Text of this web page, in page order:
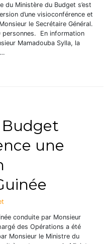
du Ministère du Budget s’est
d’une visioconférence et
le Secrétaire Général.
personnes. En information
Mamadouba Sylla, la
Budget
une
conduite par Monsieur
des Opérations a été
Monsieur le Ministre du